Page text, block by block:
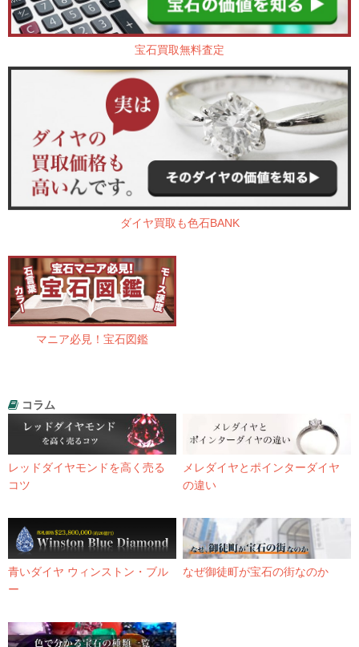
宝石買取無料査定
ダイヤ買取も色石BANK
マニア必見！宝石図鑑
コラム
レッドダイヤモンドを高く売る
コツ
メレダイヤとポインターダイヤ
の違い
青いダイヤ ウィンストン・ブル
ー
なぜ御徒町が宝石の街なのか